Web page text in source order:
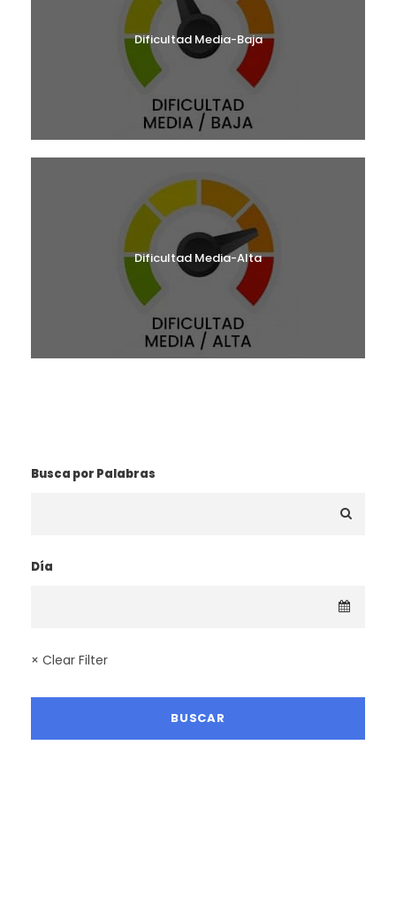
Dificultad Media-Baja
Dificultad Media-Alta
Busca por Palabras
Día
× Clear Filter